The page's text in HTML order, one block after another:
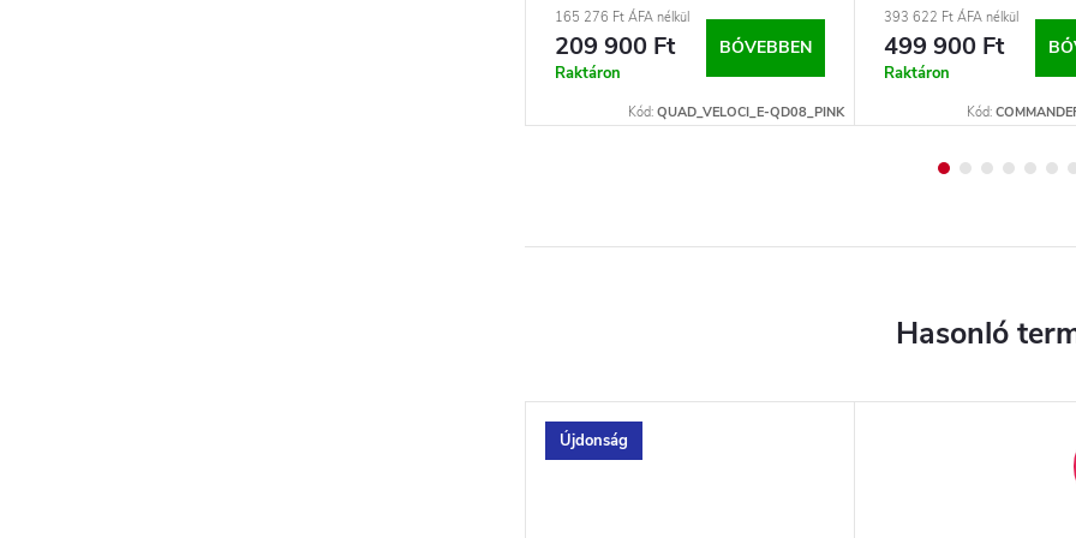
165 276 Ft ÁFA nélkül
209 900 Ft
Raktáron
BŐVEBBEN
Kód: QUAD_VELOCI_E-QD08_PINK
393 622 Ft ÁFA nélkül
499 900 Ft
Raktáron
Kód:
Újdonság